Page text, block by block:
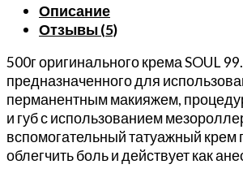
99.6%
для
перманентного
макияжа
/
мезороллера
/
IPL
терапии
Описание
Отзывы (5)
500г оригинального крема SOUL
предназначенного для
перманентным макияжем,
и губ с использованием
вспомогательный татуажный крем
облегчить боль и действует как